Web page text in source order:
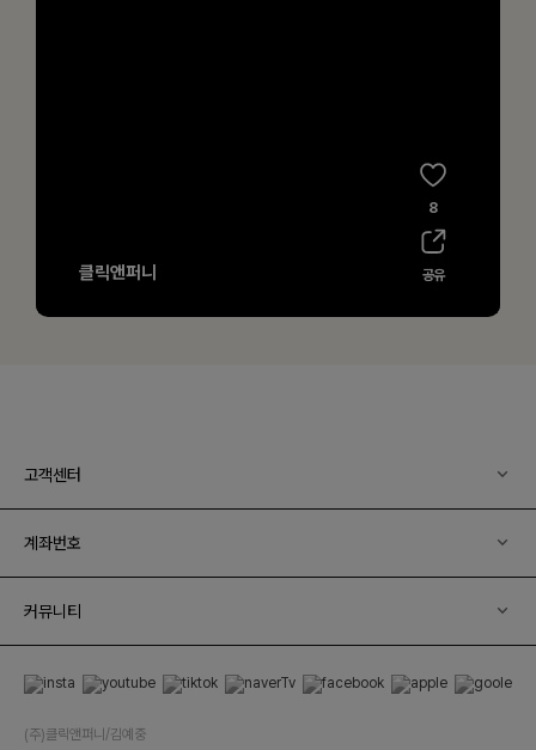
고객센터
계좌번호
커뮤니티
(주)클릭앤퍼니/김예중